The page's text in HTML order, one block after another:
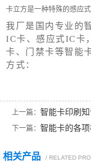
卡立方是一种特殊的感应
我厂是国内专业的
IC卡、感应式IC卡
卡、门禁卡等智能
方式：
上一篇： 智能卡印刷
下一篇： 智能卡的各项
相关产品 / RELATED